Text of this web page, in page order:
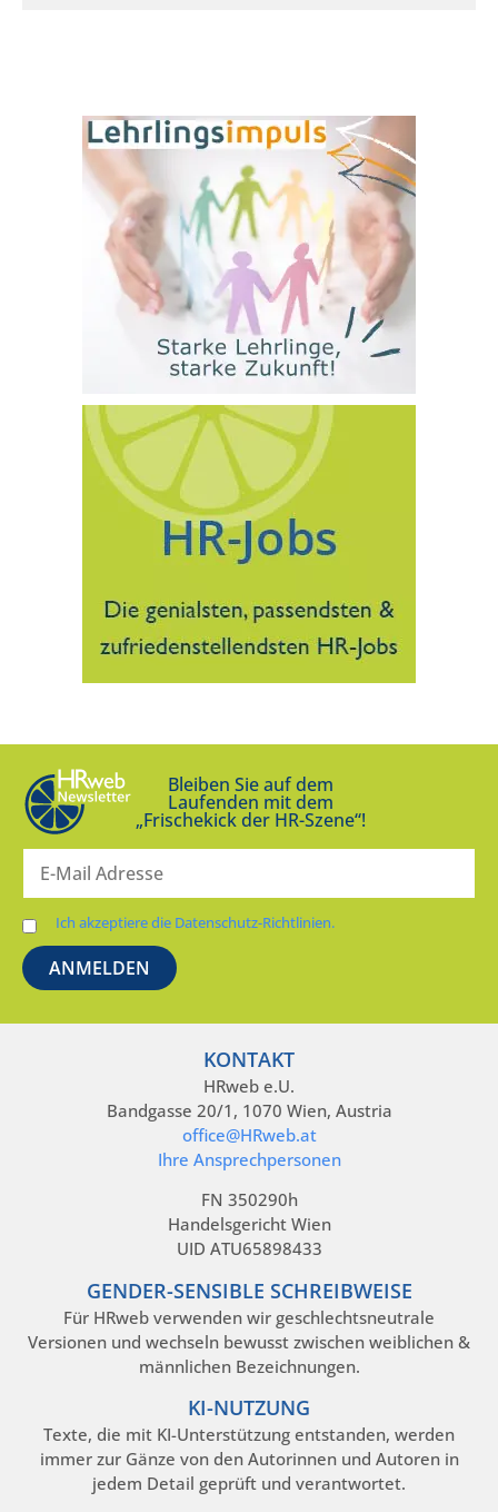
Bleiben Sie auf dem
Laufenden mit dem
„Frischekick der HR-Szene“!
Ich akzeptiere die Datenschutz-Richtlinien.
KONTAKT
HRweb e.U.
Bandgasse 20/1, 1070 Wien, Austria
office@HRweb.at
Ihre Ansprechpersonen
FN 350290h
Handelsgericht Wien
UID ATU65898433
GENDER-SENSIBLE SCHREIBWEISE
Für HRweb verwenden wir geschlechtsneutrale
Versionen und wechseln bewusst zwischen weiblichen &
männlichen Bezeichnungen.
KI-NUTZUNG
Texte, die mit KI-Unterstützung entstanden, werden
immer zur Gänze von den Autorinnen und Autoren in
jedem Detail geprüft und verantwortet.